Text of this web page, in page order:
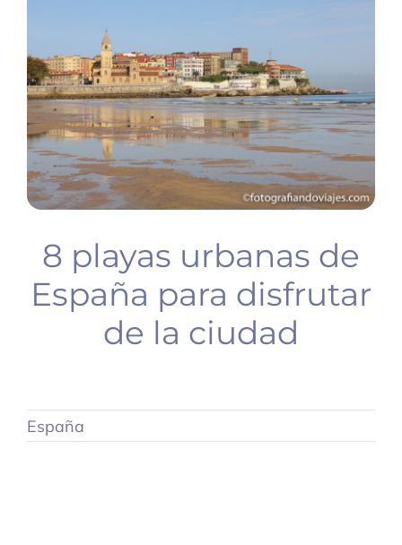
BUCEO
PLANIFICA TU VIAJE
8 playas urbanas de
España para disfrutar
de la ciudad
España